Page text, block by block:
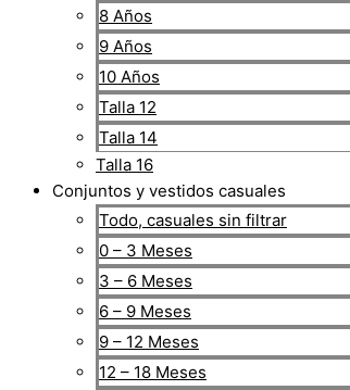
8 Años
9 Años
10 Años
Talla 12
Talla 14
Talla 16
Conjuntos y vestidos casuales
Todo, casuales sin filtrar
0 – 3 Meses
3 – 6 Meses
6 – 9 Meses
9 – 12 Meses
12 – 18 Meses